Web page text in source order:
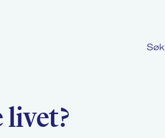
Søk
livet?